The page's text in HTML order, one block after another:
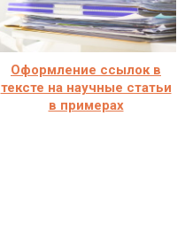
Оформление ссылок в
тексте на научные статьи
в примерах